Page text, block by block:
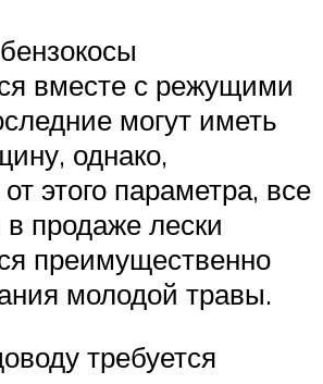
вместе с режущими
могут иметь
однако,
этого параметра, все
продаже лески
преимущественно
молодой травы.
требуется